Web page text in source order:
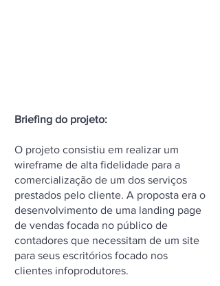
Briefing do projeto:
O projeto consistiu em realizar um
wireframe de alta fidelidade para a
comercialização de um dos serviços
prestados pelo cliente. A proposta era o
desenvolvimento de uma landing page
de vendas focada no público de
contadores que necessitam de um site
para seus escritórios focado nos
clientes infoprodutores.